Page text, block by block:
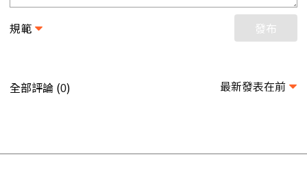
規範 發布
全部評論 (0) 最新發表在前